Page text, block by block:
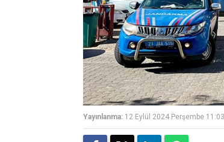
Yayınlanma: 12 Eylül 2024 Perşembe 11:03